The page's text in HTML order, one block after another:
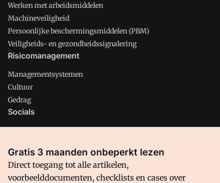
Werken met arbeidsmiddelen
Machineveiligheid
Persoonlijke beschermingsmiddelen (PBM)
Veiligheids- en gezondheidssignalering
Risicomanagement
Managementsystemen
Cultuur
Gedrag
Socials
Facebook
Gratis 3 maanden onbeperkt lezen
Direct toegang tot alle artikelen,
voorbeelddocumenten, checklists en cases over